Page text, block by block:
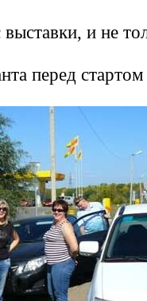
и не
перед стартом